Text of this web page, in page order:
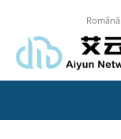
Română